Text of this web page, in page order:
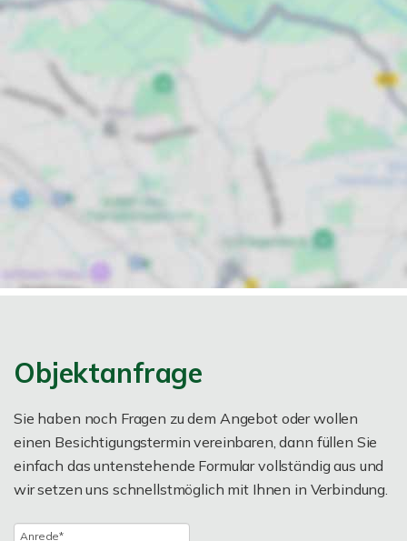
Objektanfrage
Sie haben noch Fragen zu dem Angebot oder wollen
einen Besichtigungstermin vereinbaren, dann füllen Sie
einfach das untenstehende Formular vollständig aus und
wir setzen uns schnellstmöglich mit Ihnen in Verbindung.